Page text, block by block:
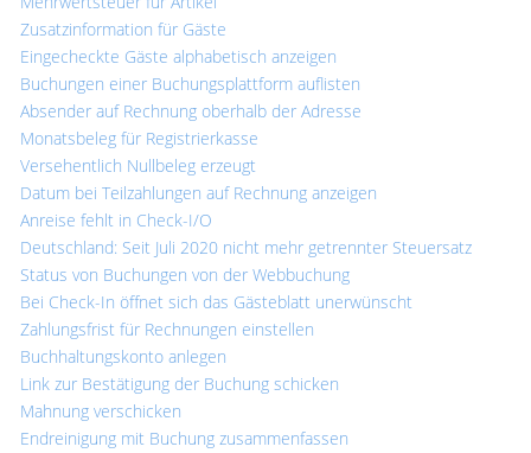
Zusatzinformation für Gäste
Eingecheckte Gäste alphabetisch anzeigen
Buchungen einer Buchungsplattform auflisten
Absender auf Rechnung oberhalb der Adresse
Monatsbeleg für Registrierkasse
Versehentlich Nullbeleg erzeugt
Datum bei Teilzahlungen auf Rechnung anzeigen
Anreise fehlt in Check-I/O
Deutschland: Seit Juli 2020 nicht mehr getrennter Steuersatz
Status von Buchungen von der Webbuchung
Bei Check-In öffnet sich das Gästeblatt unerwünscht
Zahlungsfrist für Rechnungen einstellen
Buchhaltungskonto anlegen
Link zur Bestätigung der Buchung schicken
Mahnung verschicken
Endreinigung mit Buchung zusammenfassen